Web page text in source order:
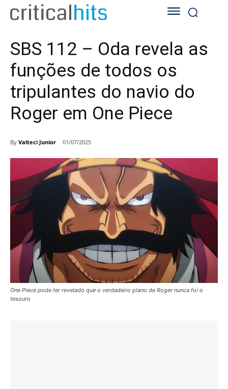
SBS 112 – Oda revela as
funções de todos os
tripulantes do navio do
Roger em One Piece
By Valteci Junior 01/07/2025
One Piece pode ter revelado que o verdadeiro plano de Roger nunca foi o
tesouro